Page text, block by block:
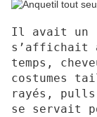
Il avait un
s’affichait
temps,
costumes
rayés,
se servait